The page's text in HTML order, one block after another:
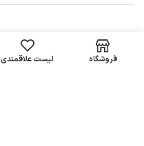
فروشگاه لیست علاقمندی